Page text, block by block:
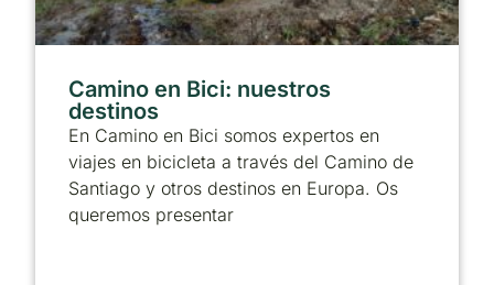
Camino en Bici: nuestros
destinos
En Camino en Bici somos expertos en
viajes en bicicleta a través del Camino de
Santiago y otros destinos en Europa. Os
queremos presentar